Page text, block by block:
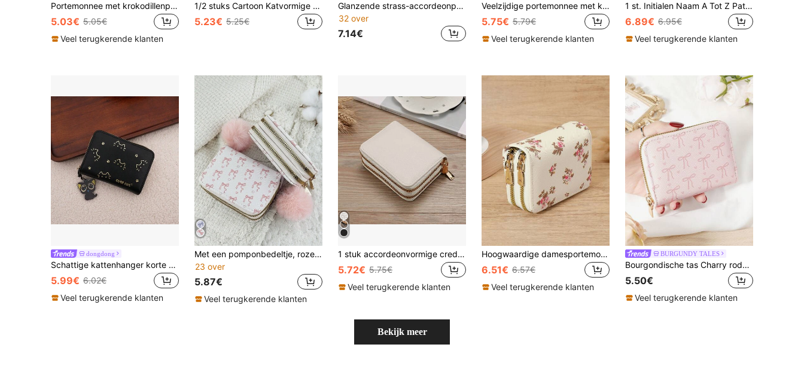
Portemonnee met krokodillenprint, ritssluiting met steenreliëf, kleine kaarthouder, kaartorganizer voor meerdere kaarten, lichtgewicht, meerlaags, draagbaar, ID-kaarthouder, modern, modieus, voor een jubileum, Valentijnsdag, verjaardagscadeau, cadeau voor meisjes, voor dames, damestas, schoolspullen, voor school, studentenkamer & terug naar school, cadeautas, felroze schoolspullen, cadeaus voor leraren, terug naar school, kaarthouder, portemonnee, visitekaarthouder, creditcardhouder, kaarthouder voor dames, mini-portemonnee, portemonnee, kaarthouder
5.03€ 5.05€
Veel terugkerende klanten
1/2 stuks Cartoon Katvormige Portemonnee, Damesportemonnee met Meerdere Kaartvakken, Schattig & Modieus Muntzakje van Kunstleer, Kaarthouder in de vorm van een Kat, Compact & Draagbaar, Ontwerp met Meerdere Vakken, Verkrijgbaar in Diverse Kleuren, Klein Cadeautje voor Familie, Vrienden en Geliefden (Kleur Ritssluiting Willekeurig)
5.23€ 5.25€
Glanzende strass-accordeonpasjeshouder, creditcardportemonnee met rits, stijlvolle portemonnee, pasjesorganizer met meerdere vakken voor dames, sprankelende bling-pasjeshouder voor bankkaarten en ID-kaarten, must-have voor terug naar school en reizen, unieke lerarentagcadeaus, verjaardagscadeaus, vakantiecadeaus, feestcadeaus, vakantiecadeaus, bruiloftcadeaus, terug naar schoolcadeaus
32 over
7.14€
Veelzijdige portemonnee met kersenpatroon, kaarthouder, multi-kaart organizer voor het opbergen van creditcards, lichtgewicht minimalistisch, mode, modern, zakelijk, voor een jubileum, voor Kerstmis, op Valentijnsdag, als verjaardagscadeau, als cadeau, voor geliefden, voor vrouwen, voor meisjes, voor dames, voor vrouwen, schoolbenodigdheden voor op school, in de slaapzaal en terug naar school
5.75€ 5.79€
Veel terugkerende klanten
1 st. Initialen Naam A Tot Z Patroon Dubbele Ritssluiting Veelzijdige Munten Portemonnee Letter Grafische Multi-Kaart Kaart Organizer Voor Opslag Kaarten Schoolbenodigdheden Voor School Slaapzaal Kerstcadeau Thanksgiving Kaarthouder Portemonnee Visitekaartjeshouder Creditcardhouder Vrouwen Voor Vrouwen Portemonnee Mini Portemonnee Portemonnee Kaarthouder
6.89€ 6.95€
Veel terugkerende klanten
dongdong
Schattige kattenhanger korte damesportemonnee PU opvouwbare accordeon kaarthouder Europese en Amerikaanse stijl voor damesportemonnee mini portemonnee kleine portemonnee schattige portemonnee kaarthouder leuke spulletjes
5.99€ 6.02€
Veel terugkerende klanten
Met een pomponbedeltje, roze strik met liefdespatroon, veelzijdige portemonnee met dubbele ritssluiting, kaarthouder voor meerdere kaarten, kaartorganizer voor creditcards, lichtgewicht, minimalistisch, modieus, modern, zakelijk, voor een jubileum, voor Kerstmis, op Valentijnsdag, als verjaardagscadeau, als cadeau voor een geliefde, voor vrouwen, voor meisjes, voor dames, voor meisjes, schooltas voor school, studentenkamer en terug naar school.
23 over
5.87€
Veel terugkerende klanten
1 stuk accordeonvormige creditcardhouder/portemonnee, unisex portemonnee met ritssluiting, geschikt voor dagelijkse boodschappen, schoolreizen, als cadeau voor geliefde, dame, meisje, vrouw, ook voor studentenkamers en schoolspullen
5.72€ 5.75€
Veel terugkerende klanten
Hoogwaardige damesportemonnee, met meerdere kaartsleuven, ritssluiting en duurzame, krasbestendige metalen details. Compact en draagbaar, geschikt voor creditcards en contant geld. Perfect reisgeschenk voor je vriendin, moeder, lerares of geliefde. Ideaal voor op reis, werk, winkelen en school. Modieus en praktisch, geschikt voor school, kantoor en buitenactiviteiten.
6.51€ 6.57€
Veel terugkerende klanten
BURGUNDY TALES
Bourgondische tas Charry rode tas Wijnrode tas Flip Cover Ritssluiting Kleine portemonnee Muntvakje Kleine Bifold Slanke damesportemonnee Dun lichtgewicht Multi Layer Draagbare ID-kaart Creditcard Malist Mode Modern Zakelijk Voor jubileum Voor Kerstmis Op Valentijnsdag Voor verjaardagscadeau Voor cadeau voor geliefde Voor meisjes Voor dame Voor vrouw Tas Schoolbenodigdheden Voor school Slaapzaal & terug naar school Voor vrouwen Portemonnee Mini portemonnee Portemonnee Kaarthouder
5.50€
Veel terugkerende klanten
Bekijk meer